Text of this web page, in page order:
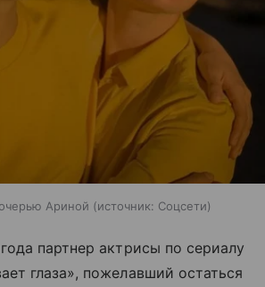
Ариной источник: Соцсети
партнер актрисы по сериалу
глаза», пожелавший остаться